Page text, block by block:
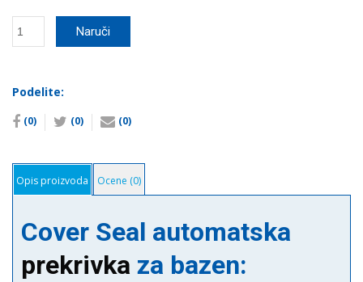
Cover
za
C600FA
количина
Naruči
Podelite:
(0) (0) (0)
Opis proizvoda Ocene (0)
Cover Seal automatska
prekrivka za bazen: